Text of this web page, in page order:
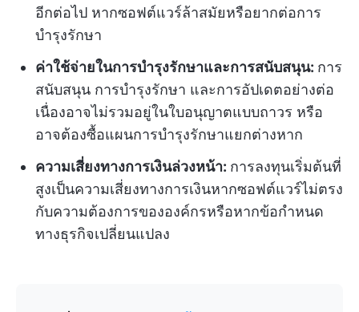
อีกต่อไป หากซอฟต์แวร์ล้าสมัยหรือยากต่อการ
บำรุงรักษา
ค่าใช้จ่ายในการบำรุงรักษาและการสนับสนุน: การ
สนับสนุน การบำรุงรักษา และการอัปเดตอย่างต่อ
เนื่องอาจไม่รวมอยู่ในใบอนุญาตแบบถาวร หรือ
อาจต้องซื้อแผนการบำรุงรักษาแยกต่างหาก
ความเสี่ยงทางการเงินล่วงหน้า: การลงทุนเริ่มต้นที่
สูงเป็นความเสี่ยงทางการเงินหากซอฟต์แวร์ไม่ตรง
กับความต้องการขององค์กรหรือหากข้อกำหนด
ทางธุรกิจเปลี่ยนแปลง